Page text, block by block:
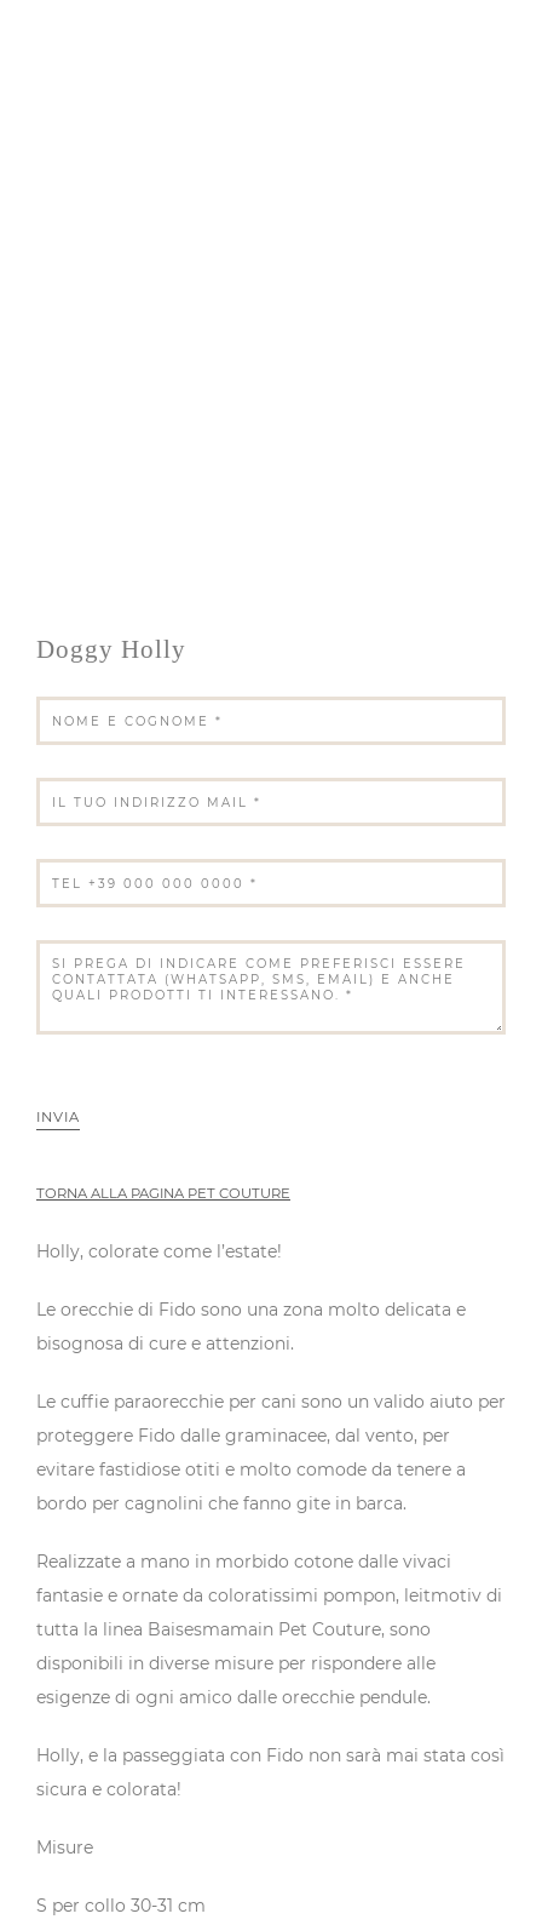
Doggy Holly
INVIA
TORNA ALLA PAGINA PET COUTURE
Holly, colorate come l’estate!
Le orecchie di Fido sono una zona molto delicata e
bisognosa di cure e attenzioni.
Le cuffie paraorecchie per cani sono un valido aiuto per
proteggere Fido dalle graminacee, dal vento, per
evitare fastidiose otiti e molto comode da tenere a
bordo per cagnolini che fanno gite in barca.
Realizzate a mano in morbido cotone dalle vivaci
fantasie e ornate da coloratissimi pompon, leitmotiv di
tutta la linea Baisesmamain Pet Couture, sono
disponibili in diverse misure per rispondere alle
esigenze di ogni amico dalle orecchie pendule.
Holly, e la passeggiata con Fido non sarà mai stata così
sicura e colorata!
Misure
S per collo 30-31 cm